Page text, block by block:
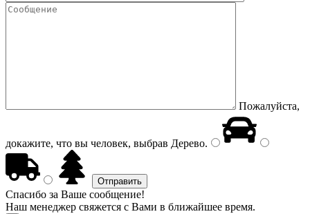
Пожалуйста,
докажите, что вы человек, выбрав Дерево.
Спасибо за Ваше сообщение!
Наш менеджер свяжется с Вами в ближайшее время.